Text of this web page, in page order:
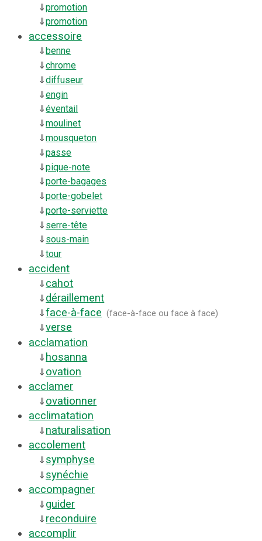
⇓promotion
⇓promotion
accessoire
⇓ benne
⇓chrome
⇓diffuseur
⇓engin
⇓éventail
⇓moulinet
⇓mousqueton
⇓passe
⇓pique-note
⇓porte-bagages
⇓porte-gobelet
⇓porte-serviette
⇓ serre-tête
⇓ sous-main
⇓tour
accident
⇓ cahot
⇓ déraillement
⇓face-à-face (face-à-face ou face à face)
⇓verse
acclamation
⇓ hosanna
⇓ ovation
acclamer
⇓ ovationner
acclimatation
⇓ naturalisation
accolement
⇓ symphyse
⇓ synéchie
accompagner
⇓ guider
⇓ reconduire
accomplir